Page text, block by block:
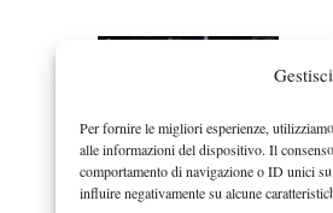
Per fornire le migliori esperienze,
alle informazioni del dispositivo. Il
comportamento di navigazione o ID unici
influire negativamente su alcune